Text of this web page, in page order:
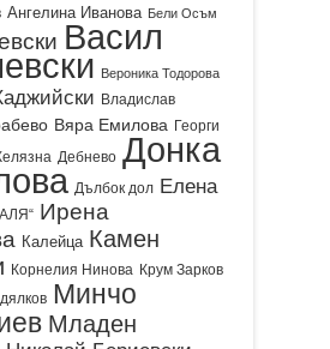
Ангелина Иванова Бели Осъм
Васил
Вероника Тодорова
Владислав
Вяра Емилова Георги
Дебнево Донка
Дълбок дол Елена
Ирена
Калейца Камен
Корнелия Нинова Крум Зарков
Минчо
Младен